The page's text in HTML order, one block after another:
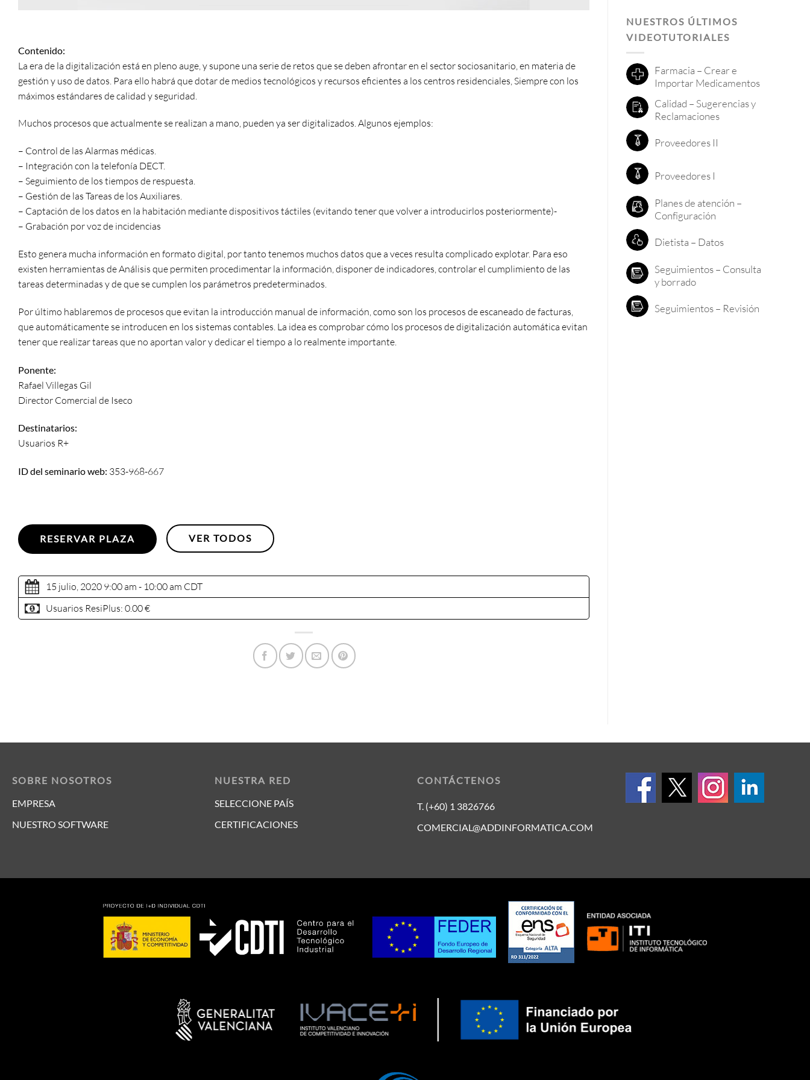
Contenido:
La era de la digitalización está en pleno auge, y supone una serie de retos que se deben afrontar en el sector sociosanitario, en materia de
gestión y uso de datos. Para ello habrá que dotar de medios tecnológicos y recursos eficientes a los centros residenciales, Siempre con los
máximos estándares de calidad y seguridad.
Muchos procesos que actualmente se realizan a mano, pueden ya ser digitalizados. Algunos ejemplos:
– Control de las Alarmas médicas.
– Integración con la telefonía DECT.
– Seguimiento de los tiempos de respuesta.
– Gestión de las Tareas de los Auxiliares.
– Captación de los datos en la habitación mediante dispositivos táctiles (evitando tener que volver a introducirlos posteriormente)-
– Grabación por voz de incidencias
Esto genera mucha información en formato digital, por tanto tenemos muchos datos que a veces resulta complicado explotar. Para eso
existen herramientas de Análisis que permiten procedimentar la información, disponer de indicadores, controlar el cumplimiento de las
tareas determinadas y de que se cumplen los parámetros predeterminados.
Por último hablaremos de procesos que evitan la introducción manual de información, como son los procesos de escaneado de facturas,
que automáticamente se introducen en los sistemas contables. La idea es comprobar cómo los procesos de digitalización automática evitan
tener que realizar tareas que no aportan valor y dedicar el tiempo a lo realmente importante.
Ponente:
Rafael Villegas Gil
Director Comercial de Iseco
Destinatarios:
Usuarios R+
ID del seminario web: 353-968-667
RESERVAR PLAZA VER TODOS
15 julio, 2020 9:00 am - 10:00 am CDT
Usuarios ResiPlus: 0.00 €
NUESTROS ÚLTIMOS
VIDEOTUTORIALES
Farmacia – Crear e
Importar Medicamentos
Calidad – Sugerencias y
Reclamaciones
Proveedores II
Proveedores I
Planes de atención –
Configuración
Dietista – Datos
Seguimientos – Consulta
y borrado
Seguimientos – Revisión
SOBRE NOSOTROS
EMPRESA
NUESTRO SOFTWARE
NUESTRA RED
SELECCIONE PAÍS
CERTIFICACIONES
CONTÁCTENOS
T. (+60) 1 3826766
COMERCIAL@ADDINFORMATICA.COM